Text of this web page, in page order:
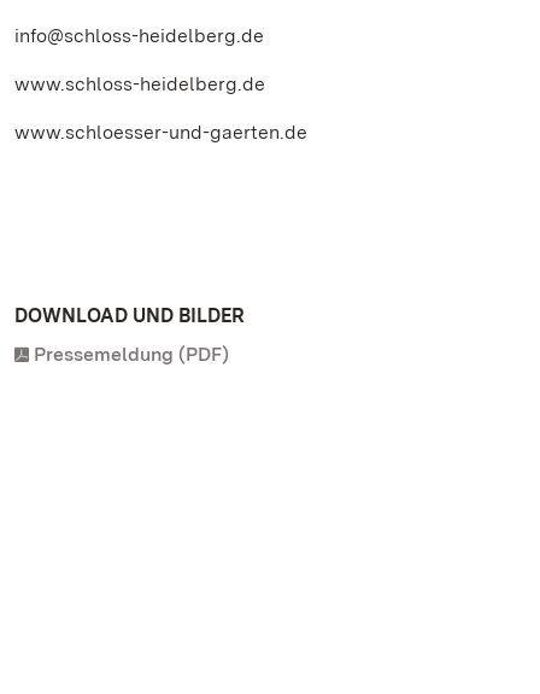
info@schloss-heidelberg.de
www.schloss-heidelberg.de
www.schloesser-und-gaerten.de
DOWNLOAD UND BILDER
Pressemeldung (PDF)